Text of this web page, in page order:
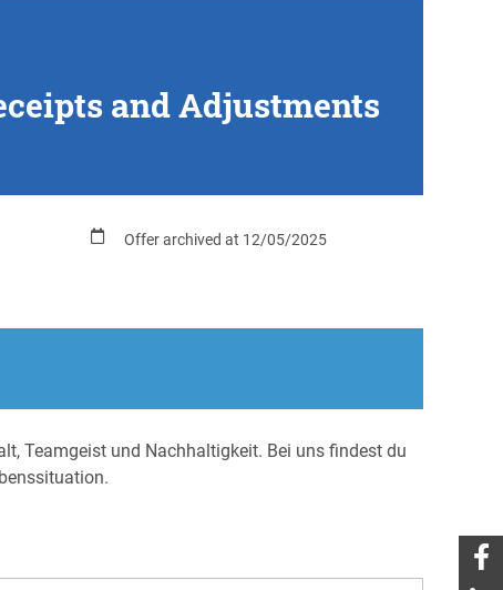
and Adjustments
Offer archived at 12/05/2025
Teamgeist und Nachhaltigkeit. Bei uns findest du